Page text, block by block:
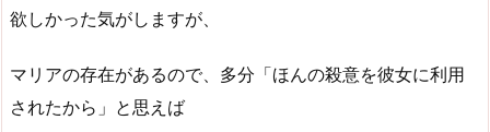
欲しかった気がしますが、
マリアの存在があるので、多分「ほんの殺意を彼女に利用
されたから」と思えば